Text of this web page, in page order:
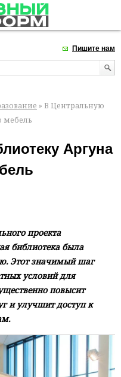
Пишите нам
» В Центральную
мебель
Аргуна
проекта
библиотека была
Этот значимый шаг
условий для
повысит
и улучшит доступ к